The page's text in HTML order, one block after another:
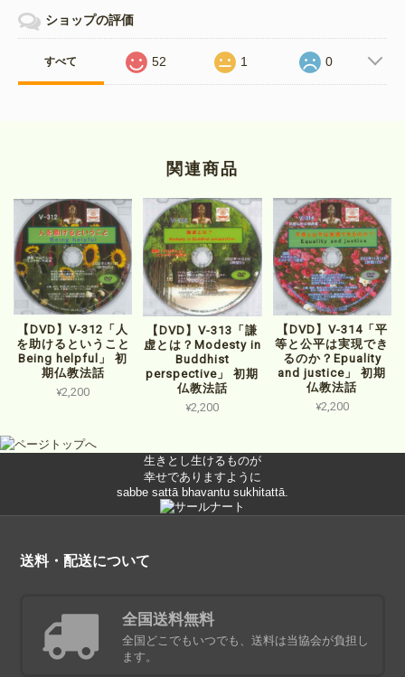
ショップの評価
すべて 52 1 0
関連商品
【DVD】V-312「人
を助けるということ
Being helpful」 初
期仏教法話
¥2,200
【DVD】V-313「謙
虚とは？Modesty in
Buddhist
perspective」 初期
仏教法話
¥2,200
【DVD】V-314「平
等と公平は実現でき
るのか？Epuality
and justice」 初期
仏教法話
¥2,200
生きとし生けるものが
幸せでありますように
sabbe sattā bhavantu sukhitattā.
送料・配送について
全国送料無料
全国どこでもいつでも、送料は当協会が負担し
ます。